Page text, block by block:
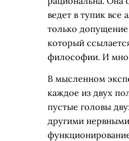
ведет в тупик
только
который
философии. И
В мысленном
каждое из двух
пустые головы
другими